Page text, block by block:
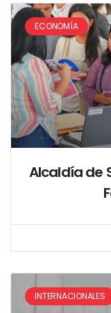
ECONOMÍA
Alcaldía de
INTERNACIONALES